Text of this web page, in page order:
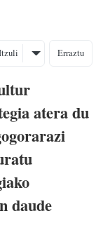
Erraztu
atera du
daude